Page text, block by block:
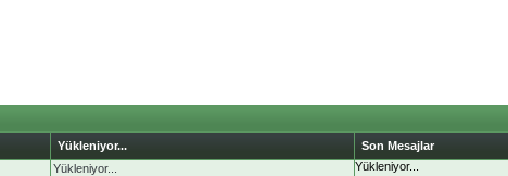
Yükleniyor...
Son Mesajlar
Yükleniyor... Yükleniyor...